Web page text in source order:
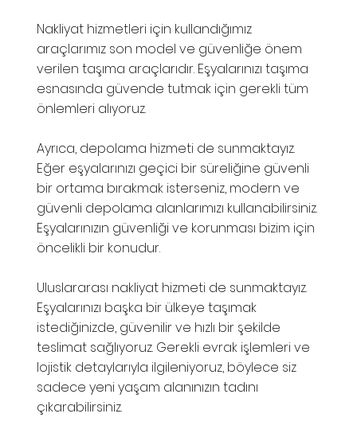
Nakliyat hizmetleri için kullandığımız
araçlarımız son model ve güvenliğe önem
verilen taşıma araçlarıdır. Eşyalarınızı taşıma
esnasında güvende tutmak için gerekli tüm
önlemleri alıyoruz.
Ayrıca, depolama hizmeti de sunmaktayız.
Eğer eşyalarınızı geçici bir süreliğine güvenli
bir ortama bırakmak isterseniz, modern ve
güvenli depolama alanlarımızı kullanabilirsiniz.
Eşyalarınızın güvenliği ve korunması bizim için
öncelikli bir konudur.
Uluslararası nakliyat hizmeti de sunmaktayız.
Eşyalarınızı başka bir ülkeye taşımak
istediğinizde, güvenilir ve hızlı bir şekilde
teslimat sağlıyoruz. Gerekli evrak işlemleri ve
lojistik detaylarıyla ilgileniyoruz, böylece siz
sadece yeni yaşam alanınızın tadını
çıkarabilirsiniz.